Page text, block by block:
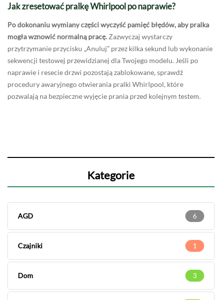
Jak zresetować pralkę Whirlpool po naprawie?
Po dokonaniu wymiany części wyczyść pamięć błędów, aby pralka
mogła wznowić normalną pracę. Zazwyczaj wystarczy
przytrzymanie przycisku „Anuluj” przez kilka sekund lub wykonanie
sekwencji testowej przewidzianej dla Twojego modelu. Jeśli po
naprawie i resecie drzwi pozostają zablokowane, sprawdź
procedury awaryjnego otwierania pralki Whirlpool, które
pozwalają na bezpieczne wyjęcie prania przed kolejnym testem.
Kategorie
AGD 6
Czajniki 1
Dom 3